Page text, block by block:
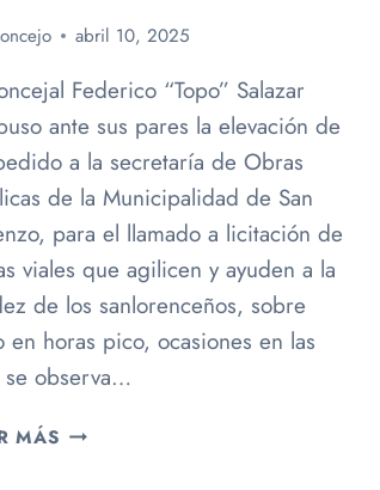
abril 10, 2025
Federico “Topo” Salazar
ante sus pares la elevación de
a la secretaría de Obras
de la Municipalidad de San
para el llamado a licitación de
viales que agilicen y ayuden a la
de los sanlorenceños, sobre
en horas pico, ocasiones en las
se observa…
MÁS BUSCAN